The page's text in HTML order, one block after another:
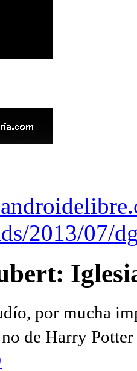
2013/07/
por mucha
de Harry